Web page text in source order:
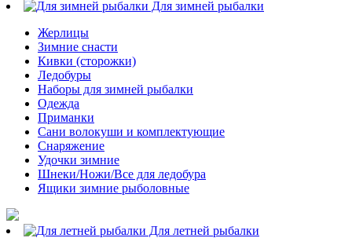
Для зимней рыбалки
Жерлицы
Зимние снасти
Кивки (сторожки)
Ледобуры
Наборы для зимней рыбалки
Одежда
Приманки
Сани волокуши и комплектующие
Снаряжение
Удочки зимние
Шнеки/Ножи/Все для ледобура
Ящики зимние рыболовные
Для летней рыбалки